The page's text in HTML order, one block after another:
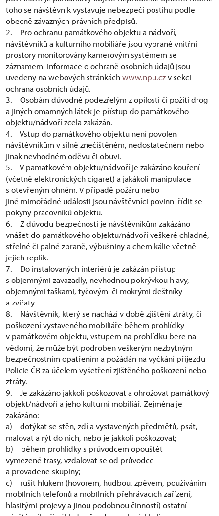
toho se návštěvník vystavuje nebezpečí postihu podle
obecně závazných právních předpisů.
2. Pro ochranu památkového objektu a nádvoří,
návštěvníků a kulturního mobiliáře jsou vybrané vnitřní
prostory monitorovány kamerovým systémem se
záznamem. Informace o ochraně osobních údajů jsou
uvedeny na webových stránkáchwww.npu.czv sekci
ochrana osobních údajů.
3. Osobám důvodně podezřelým z opilosti či požití drog
a jiných omamných látek je přístup do památkového
objektu/nádvoří zcela zakázán.
4. Vstup do památkového objektu není povolen
návštěvníkům v silně znečištěném, nedostatečném nebo
jinak nevhodném oděvu či obuvi.
5. V památkovém objektu/nádvoří je zakázáno kouření
(včetně elektronických cigaret) a jakákoli manipulace
s otevřeným ohněm. V případě požáru nebo
jiné mimořádné události jsou návštěvníci povinni řídit se
pokyny pracovníků objektu.
6. Z důvodu bezpečnosti je návštěvníkům zakázáno
vnášet do památkového objektu/nádvoří veškeré chladné,
střelné či palné zbraně, výbušniny a chemikálie včetně
jejich replik.
7. Do instalovaných interiérů je zakázán přístup
s objemnými zavazadly, nevhodnou pokrývkou hlavy,
objemnými taškami, tyčovými či mokrými deštníky
a zvířaty.
8. Návštěvník, který se nachází v době zjištění ztráty, či
poškození vystaveného mobiliáře během prohlídky
v památkovém objektu, vstupem na prohlídku bere na
vědomí, že může být podroben veškerým nezbytným
bezpečnostním opatřením a požádán na vyčkání příjezdu
Policie ČR za účelem vyšetření zjištěného poškození nebo
ztráty.
9. Je zakázáno jakkoli poškozovat a ohrožovat památkový
objekt/nádvoří a jeho kulturní mobiliář. Zejména je
zakázáno:
a) dotýkat se stěn, zdí a vystavených předmětů, psát,
malovat a rýt do nich, nebo je jakkoli poškozovat;
b) během prohlídky s průvodcem opouštět
vymezené trasy, vzdalovat se od průvodce
a prováděné skupiny;
c) rušit hlukem (hovorem, hudbou, zpěvem, používáním
mobilních telefonů a mobilních přehrávacích zařízení,
hlasitými projevy a jinou podobnou činností) ostatní